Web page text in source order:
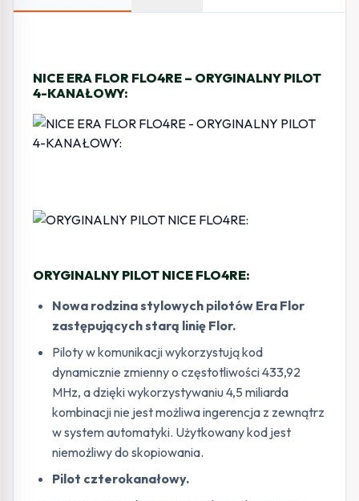
NICE ERA FLOR FLO4RE – ORYGINALNY PILOT
4-KANAŁOWY:
ORYGINALNY PILOT NICE FLO4RE:
Nowa rodzina stylowych pilotów Era Flor
zastępujących starą linię Flor.
Piloty w komunikacji wykorzystują kod
dynamicznie zmienny o częstotliwości 433,92
MHz, a dzięki wykorzystywaniu 4,5 miliarda
kombinacji nie jest możliwa ingerencja z zewnątrz
w system automatyki. Użytkowany kod jest
niemożliwy do skopiowania.
Pilot czterokanałowy.